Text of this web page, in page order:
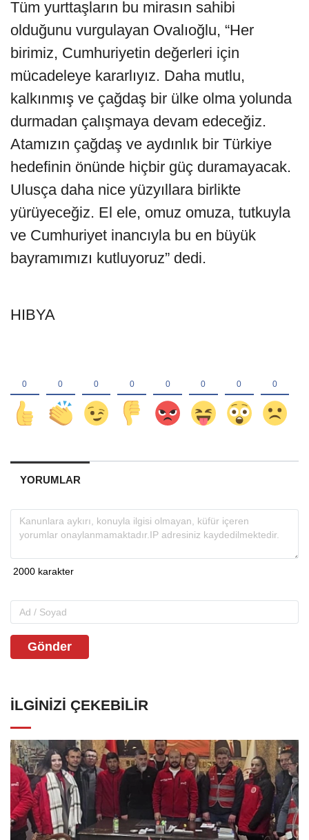
Tüm yurttaşların bu mirasın sahibi
olduğunu vurgulayan Ovalıoğlu, “Her
birimiz, Cumhuriyetin değerleri için
mücadeleye kararlıyız. Daha mutlu,
kalkınmış ve çağdaş bir ülke olma yolunda
durmadan çalışmaya devam edeceğiz.
Atamızın çağdaş ve aydınlık bir Türkiye
hedefinin önünde hiçbir güç duramayacak.
Ulusça daha nice yüzyıllara birlikte
yürüyeceğiz. El ele, omuz omuza, tutkuyla
ve Cumhuriyet inancıyla bu en büyük
bayramımızı kutluyoruz” dedi.
HIBYA
YORUMLAR
Gönder
İLGINIZI ÇEKEBILIR